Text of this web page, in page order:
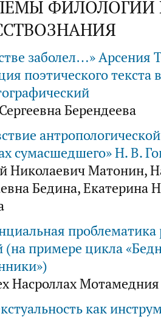
ФИЛОЛОГИИ
заболел…» Арсения
поэтического текста в
Берендеева
сумасшедшего» Н. В.
Николаевич Матонин,
Бедина, Екатерина
проблематика
(на примере цикла
Насроллах Мотамедния
как